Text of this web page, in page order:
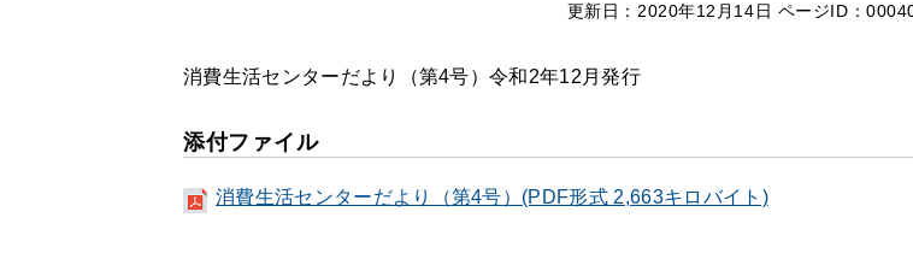
更新日： 2020年12月14日 ページID：
消費生活センターだより（第4号）令和2年12月発行
添付ファイル
消費生活センターだより（第4号）(PDF形式 2,663キロバイト)